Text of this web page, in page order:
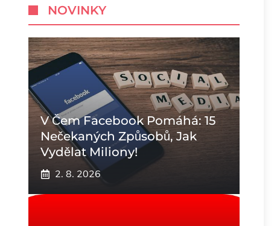
NOVINKY
V Čem Facebook Pomáhá: 15
Nečekaných Způsobů, Jak
Vydělat Miliony!
2. 8. 2026